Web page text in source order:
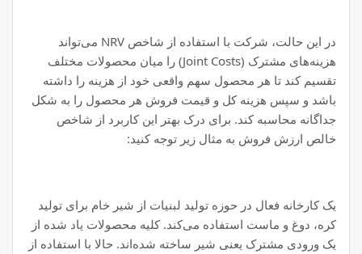
در این حالت، شرکت با استفاده از شاخص NRV می‌تواند
هزینه‌های مشترک (Joint Costs) را میان محصولات مختلف
تقسیم کند تا هر محصول سهم واقعی خود از هزینه را داشته
باشد و سپس هزینه کل و قیمت فروش هر محصول را به شکل
جداگانه محاسبه کند. برای درک بهتر این کاربرد از شاخص
خالص ارزش فروش به مثال زیر توجه کنید:
یک کارخانه فعال در حوزه تولید لبنیات از شیر خام برای تولید
کره، دوغ و ماست استفاده می‌کند. کلیه محصولات یاد شده از
یک ورودی مشترک یعنی شیر ساخته شده‌اند. حالا با استفاده از